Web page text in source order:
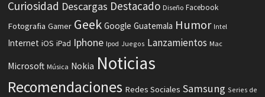
Curiosidad Descargas Destacado Diseño Facebook
Fotografia Gamer Geek Google Guatemala Humor Intel
Internet iOS iPad Iphone Ipod Juegos Lanzamientos Mac
Microsoft Música Nokia Noticias
Recomendaciones Redes Sociales Samsung Series de